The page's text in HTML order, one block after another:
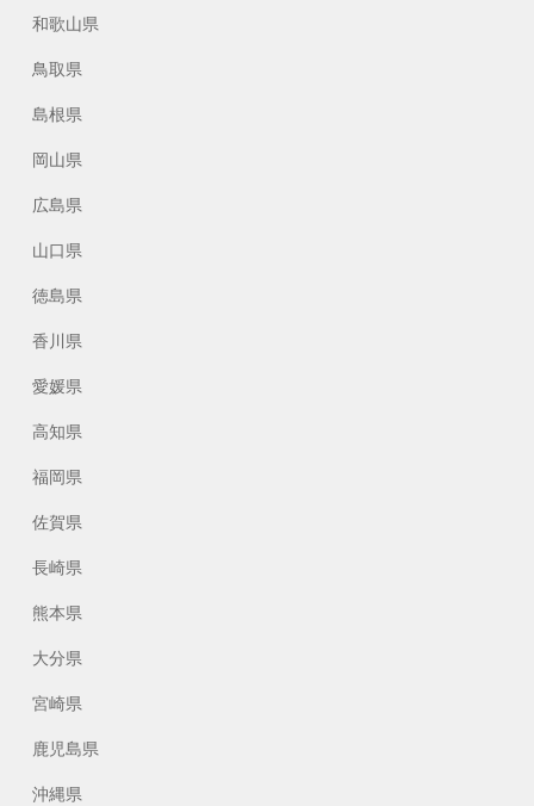
和歌山県
鳥取県
島根県
岡山県
広島県
山口県
徳島県
香川県
愛媛県
高知県
福岡県
佐賀県
長崎県
熊本県
大分県
宮崎県
鹿児島県
沖縄県